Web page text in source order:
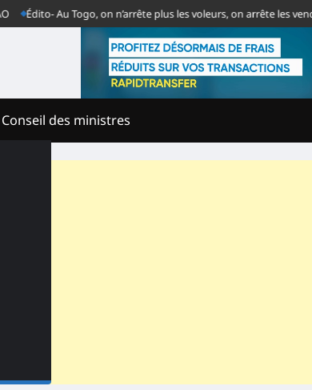
Édito- Au Togo, on n’arrête plus les voleurs, on arrête les
Conseil des ministres